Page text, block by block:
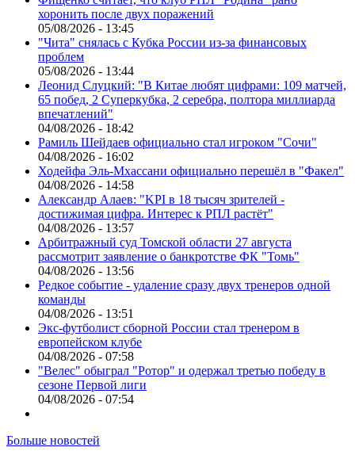
хоронить после двух поражений
05/08/2026 - 13:45
"Чита" снялась с Кубка России из-за финансовых
проблем
05/08/2026 - 13:44
Леонид Слуцкий: "В Китае любят цифрами: 109 матчей,
65 побед, 2 Суперкубка, 2 серебра, полтора миллиарда
впечатлений"
04/08/2026 - 18:42
Рамиль Шейдаев официально стал игроком "Сочи"
04/08/2026 - 16:02
Ходейфа Эль-Мхассани официально перешёл в "Факел"
04/08/2026 - 14:58
Александр Алаев: "KPI в 18 тысяч зрителей -
достижимая цифра. Интерес к РПЛ растёт"
04/08/2026 - 13:57
Арбитражный суд Томской области 27 августа
рассмотрит заявление о банкротстве ФК "Томь"
04/08/2026 - 13:56
Редкое событие - удаление сразу двух тренеров одной
команды
04/08/2026 - 13:51
Экс-футболист сборной России стал тренером в
европейском клубе
04/08/2026 - 07:58
"Велес" обыграл "Ротор" и одержал третью победу в
сезоне Первой лиги
04/08/2026 - 07:54
Больше новостей